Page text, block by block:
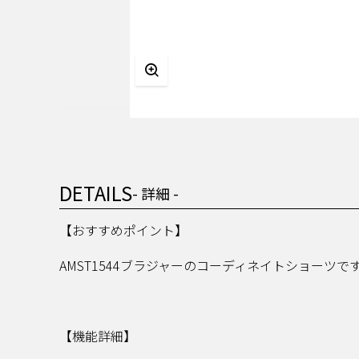
DETAILS- 詳細 -
【おすすめポイント】
AMST1544ブラジャーのコーディネイトショーツで
【機能詳細】